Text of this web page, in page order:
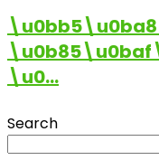
\u0…
Search